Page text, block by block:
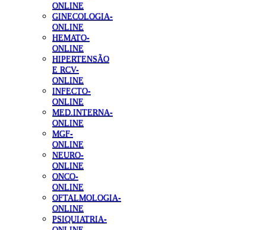
ONLINE
GINECOLOGIA-
ONLINE
HEMATO-
ONLINE
HIPERTENSÃO
E RCV-
ONLINE
INFECTO-
ONLINE
MED.INTERNA-
ONLINE
MGF-
ONLINE
NEURO-
ONLINE
ONCO-
ONLINE
OFTALMOLOGIA-
ONLINE
PSIQUIATRIA-